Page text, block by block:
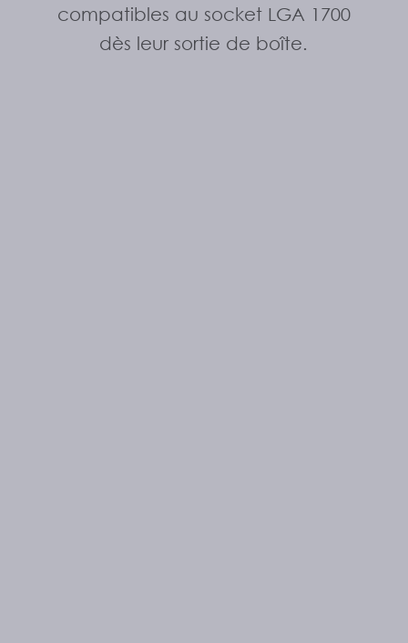
compatibles au socket LGA 1700
dès leur sortie de boîte.